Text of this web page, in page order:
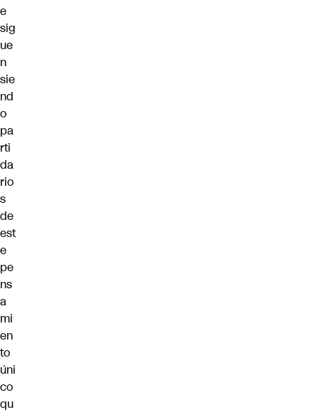
e
sig
ue
n
sie
nd
o
pa
rti
da
rio
s
de
est
e
pe
ns
a
mi
en
to
úni
co
qu